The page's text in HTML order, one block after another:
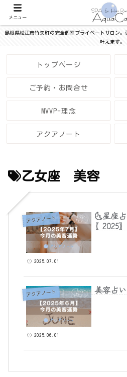
島根県松江市竹矢町の完全個室プライベートサロン
叶えます。
トップページ
ご予約・お問合せ
MVVP-理念
アクアノート
乙女座 美容
アクアノート
🌜星座
〖2025〗
2025.07.01
アクアノート 美容占い
2025.06.01
メニュー